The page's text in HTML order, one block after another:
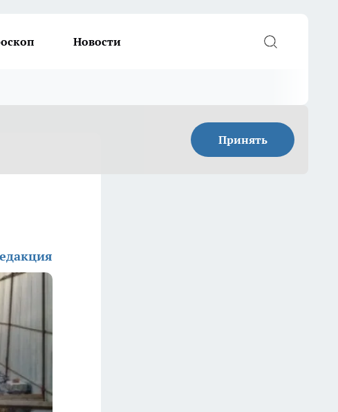
Новости
Принять